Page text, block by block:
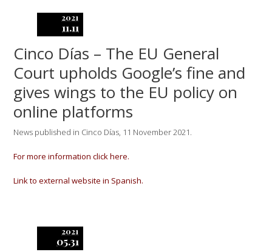
2021
11.11
Cinco Días – The EU General
Court upholds Google’s fine and
gives wings to the EU policy on
online platforms
News published in Cinco Días, 11 November 2021.
For more information click here.
Link to external website in Spanish.
2021
05.31